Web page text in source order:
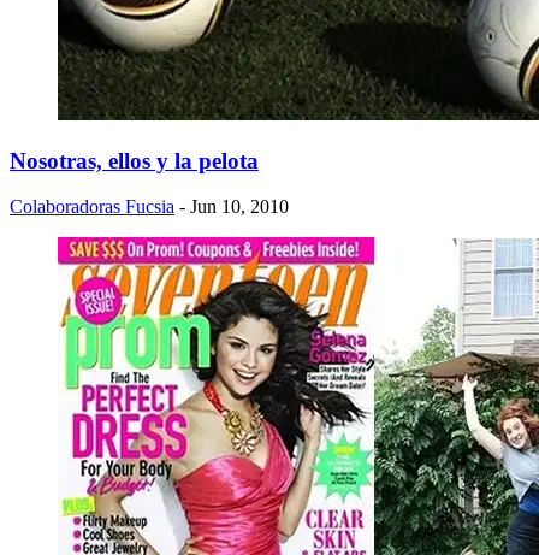
Nosotras, ellos y la pelota
Colaboradoras Fucsia - Jun 10, 2010